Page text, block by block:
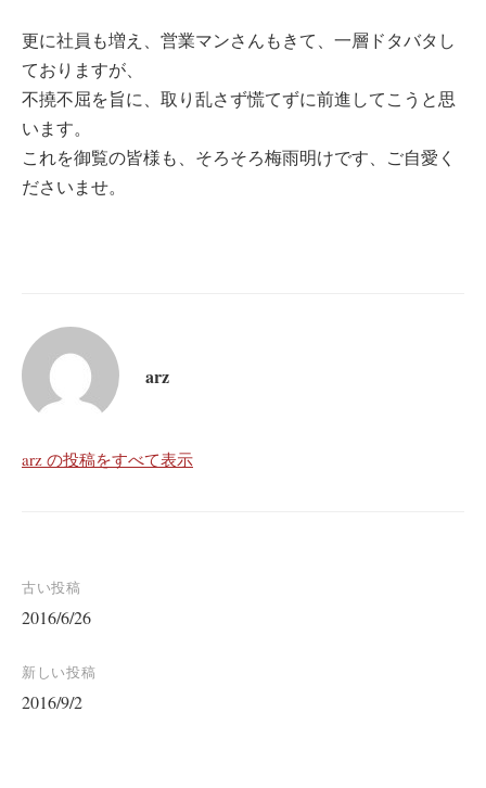
更に社員も増え、営業マンさんもきて、一層ドタバタし
ておりますが、
不撓不屈を旨に、取り乱さず慌てずに前進してこうと思
います。
これを御覧の皆様も、そろそろ梅雨明けです、ご自愛く
ださいませ。
arz
arz の投稿をすべて表示
投
稿
ナ
ビ
古い投稿
2016/6/26
新しい投稿
2016/9/2